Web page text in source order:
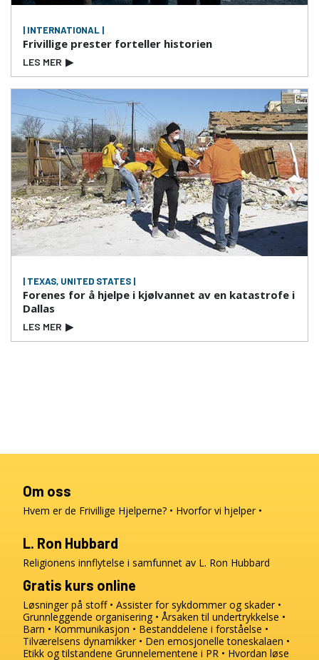
| INTERNATIONAL |
Frivillige prester forteller historien
LES MER ▶
| TEXAS, UNITED STATES |
Forenes for å hjelpe i kjølvannet av en katastrofe i
Dallas
LES MER ▶
Om oss
Hvem er de Frivillige Hjelperne? Hvorfor vi hjelper
L. Ron Hubbard
Religionens innflytelse i samfunnet av L. Ron Hubbard
Gratis kurs online
Løsninger på stoff
Assister for sykdommer og skader
Grunnleggende organisering
Årsaken til undertrykkelse
Barn
Kommunikasjon
Bestanddelene i forståelse
Tilværelsens dynamikker
Den emosjonelle toneskalaen
Etikk og tilstandene Grunnelementene i PR
Hvordan løse